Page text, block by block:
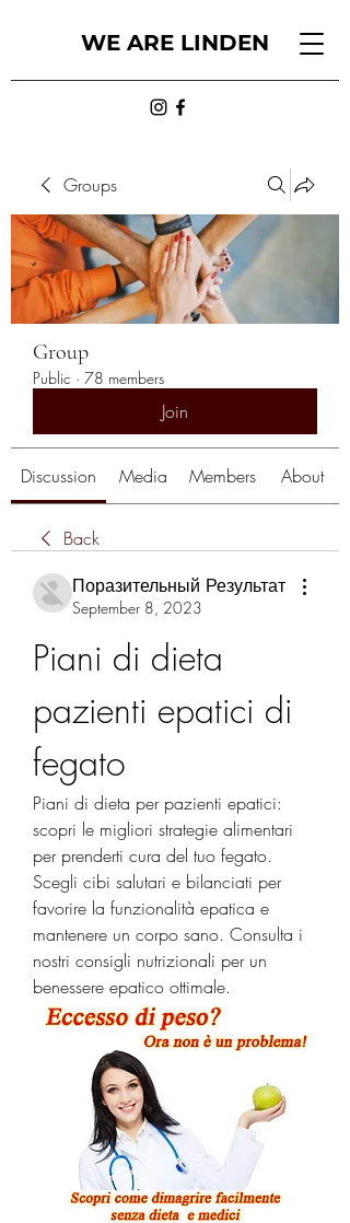
WE ARE LINDEN
Groups
Group
Public · 78 members
Join
Discussion Media Members About
Back
Поразительный Результат
September 8, 2023
Piani di dieta
pazienti epatici di
fegato
Piani di dieta per pazienti epatici:
scopri le migliori strategie alimentari
per prenderti cura del tuo fegato.
Scegli cibi salutari e bilanciati per
favorire la funzionalità epatica e
mantenere un corpo sano. Consulta i
nostri consigli nutrizionali per un
benessere epatico ottimale.